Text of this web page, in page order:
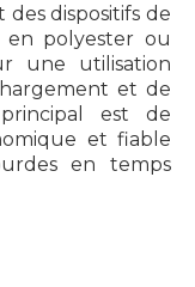
dispositifs de
en polyester ou
une utilisation
et de
est de
et fiable
en temps